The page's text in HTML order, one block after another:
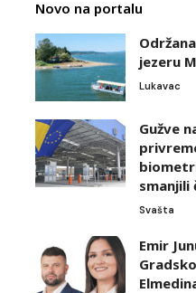
Novo na portalu
jezeru
Lukavac
Gužve
smanjili
Svašta
Emir